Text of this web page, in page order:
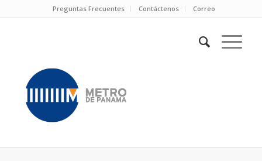
Preguntas Frecuentes Contáctenos Correo